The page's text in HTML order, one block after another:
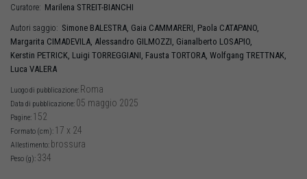
Curatore: Marilena STREIT-BIANCHI
Autori saggio: Simone BALESTRA, Gaia CAMMARERI, Paola CATAPANO,
Margarita CIMADEVILA, Alessandro GILMOZZI, Gianalberto LOSAPIO,
Kerstin PETRICK, Luigi TORREGGIANI, Fausta TORTORA, Wolfgang TRETTNAK,
Luca VALERA
Luogo di pubblicazione: Roma
Data di pubblicazione: 05 maggio 2025
Pagine: 152
Formato (cm): 17 x 24
Allestimento: brossura
Peso (g): 334